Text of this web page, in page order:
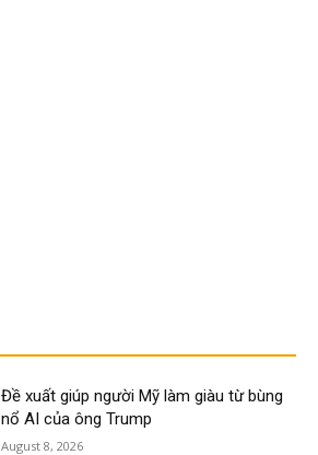
Đề xuất giúp người Mỹ làm giàu từ bùng
nổ AI của ông Trump
August 8, 2026